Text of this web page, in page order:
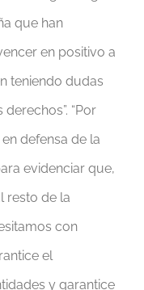
que han
en positivo a
teniendo dudas
“Por
defensa de la
evidenciar que,
resto de la
con
el
y garantice